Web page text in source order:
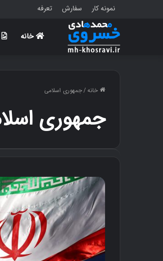
نمونه کار سفارش تعرفه
خانه
خانه/جمهوری اسلامی
جمهوری